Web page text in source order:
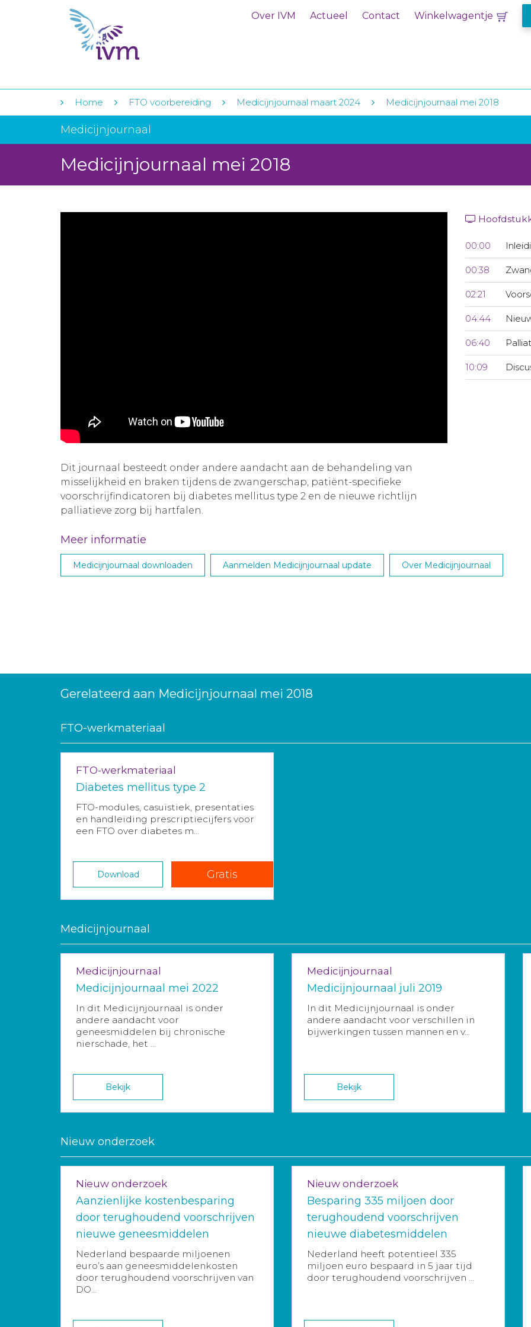
Over IVM Actueel Contact Winkelwagentje
Home FTO voorbereiding Medicijnjournaal maart 2024 Medicijnjournaal mei 2018
Medicijnjournaal
Medicijnjournaal mei 2018
00:00
00:38
02:21
04:44
06:40
10:09
Dit journaal besteedt onder andere aandacht aan de behandeling van
misselijkheid en braken tijdens de zwangerschap, patiënt-specifieke
voorschrijfindicatoren bij diabetes mellitus type 2 en de nieuwe richtlijn
palliatieve zorg bij hartfalen.
Meer informatie
Medicijnjournaal downloaden Aanmelden Medicijnjournaal update Over Medicijnjournaal
Gerelateerd aan Medicijnjournaal mei 2018
FTO-werkmateriaal
FTO-werkmateriaal
Diabetes mellitus type 2
FTO-modules, casuïstiek, presentaties
en handleiding prescriptiecijfers voor
een FTO over diabetes m...
Download Gratis
Medicijnjournaal
Medicijnjournaal
Medicijnjournaal mei 2022
In dit Medicijnjournaal is onder
andere aandacht voor
geneesmiddelen bij chronische
nierschade, het ...
Bekijk
Medicijnjournaal
Medicijnjournaal juli 2019
In dit Medicijnjournaal is onder
andere aandacht voor verschillen in
bijwerkingen tussen mannen en v...
Bekijk
Nieuw onderzoek
Nieuw onderzoek
Aanzienlijke kostenbesparing
door terughoudend voorschrijven
nieuwe geneesmiddelen
Nederland bespaarde miljoenen
euro’s aan geneesmiddelenkosten
door terughoudend voorschrijven van
DO...
Nieuw onderzoek
Besparing 335 miljoen door
terughoudend voorschrijven
nieuwe diabetesmiddelen
Nederland heeft potentieel 335
miljoen euro bespaard in 5 jaar tijd
door terughoudend voorschrijven ...